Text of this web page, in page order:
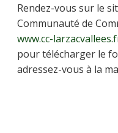
Rendez-vous sur le
Communauté de
www.cc-
pour télécharger le
adressez-vous à la